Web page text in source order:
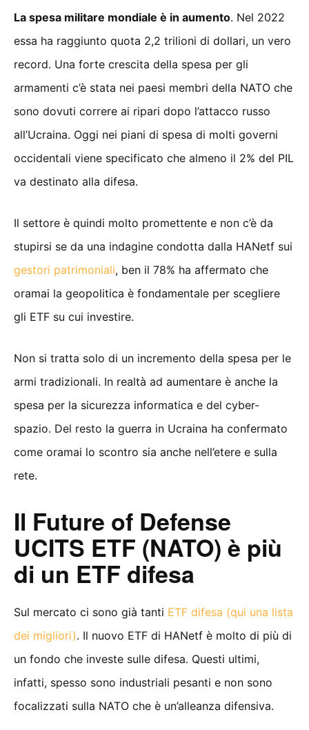
La spesa militare mondiale è in aumento. Nel 2022
essa ha raggiunto quota 2,2 trilioni di dollari, un vero
record. Una forte crescita della spesa per gli
armamenti c’è stata nei paesi membri della NATO che
sono dovuti correre ai ripari dopo l’attacco russo
all’Ucraina. Oggi nei piani di spesa di molti governi
occidentali viene specificato che almeno il 2% del PIL
va destinato alla difesa.
Il settore è quindi molto promettente e non c’è da
stupirsi se da una indagine condotta dalla HANetf sui
gestori patrimoniali, ben il 78% ha affermato che
oramai la geopolitica è fondamentale per scegliere
gli ETF su cui investire.
Non si tratta solo di un incremento della spesa per le
armi tradizionali. In realtà ad aumentare è anche la
spesa per la sicurezza informatica e del cyber-
spazio. Del resto la guerra in Ucraina ha confermato
come oramai lo scontro sia anche nell’etere e sulla
rete.
Il Future of Defense
UCITS ETF (NATO) è più
di un ETF difesa
Sul mercato ci sono già tanti ETF difesa (qui una lista
dei migliori). Il nuovo ETF di HANetf è molto di più di
un fondo che investe sulle difesa. Questi ultimi,
infatti, spesso sono industriali pesanti e non sono
focalizzati sulla NATO che è un’alleanza difensiva.